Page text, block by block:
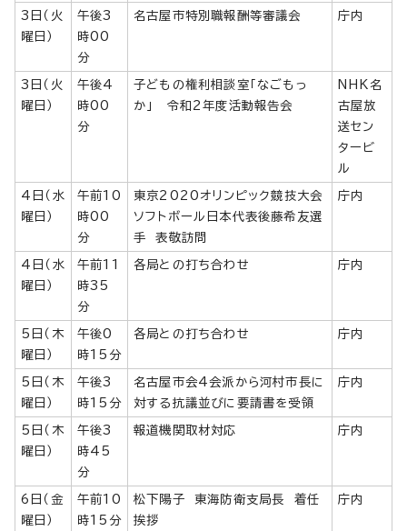
3日（火
曜日）
午後3
時00
分
名古屋市特別職報酬等審議会 庁内
3日（火
曜日）
午後4
時00
分
子どもの権利相談室「なごもっ
か」 令和2年度活動報告会
NHK名
古屋放
送セン
タービ
ル
4日（水
曜日）
午前10
時00
分
東京2020オリンピック競技大会
ソフトボール日本代表後藤希友選
手 表敬訪問
庁内
4日（水
曜日）
午前11
時35
分
各局との打ち合わせ 庁内
5日（木
曜日）
午後0
時15分
各局との打ち合わせ 庁内
5日（木
曜日）
午後3
時15分
名古屋市会4会派から河村市長に
対する抗議並びに要請書を受領
庁内
5日（木
曜日）
午後3
時45
分
報道機関取材対応 庁内
6日（金
曜日）
午前10
時15分
松下陽子 東海防衛支局長 着任
挨拶
庁内